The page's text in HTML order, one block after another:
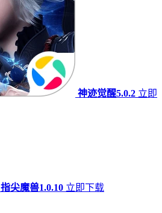
神迹觉醒5.0.2 立即
指尖魔兽1.0.10 立即下载